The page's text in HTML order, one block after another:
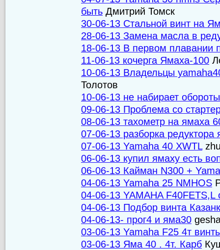
быть Дмитрий Томск
30-06-13 Стальной винт на
28-06-13 Замена масла в
18-06-13 В первом плавании
11-06-13 кочерга Ямаха-100
10-06-13 Владельцы
Толотов
10-06-13 не набирает
09-06-13 Проблема со
08-06-13 тахометр на ямаха
07-06-13 разборка редуктора
07-06-13 Yamaha 40 XWTL
06-06-13 купил ямаху есть
06-06-13 Кайман N300 +
04-06-13 Yamaha 25 NMHOS
04-06-13 YAMAHA F40FETS,L
04-06-13 Подбор винта
04-06-13- прог4 и яма30
03-06-13 Yamaha F25 4т
03-06-13 Яма 40 . 4т. Карб